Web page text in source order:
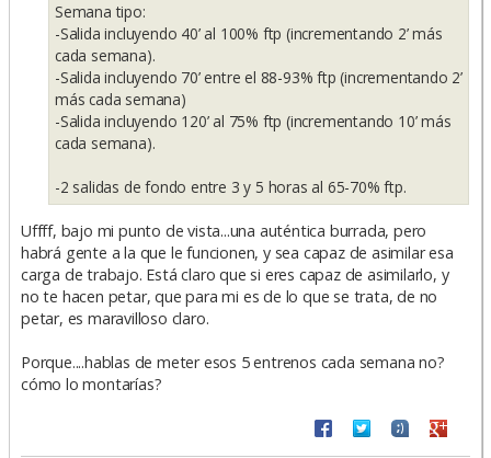
Semana tipo:
-Salida incluyendo 40’ al 100% ftp (incrementando 2’ más
cada semana).
-Salida incluyendo 70’ entre el 88-93% ftp (incrementando 2’
más cada semana)
-Salida incluyendo 120’ al 75% ftp (incrementando 10’ más
cada semana).
-2 salidas de fondo entre 3 y 5 horas al 65-70% ftp.
Uffff, bajo mi punto de vista...una auténtica burrada, pero
habrá gente a la que le funcionen, y sea capaz de asimilar esa
carga de trabajo. Está claro que si eres capaz de asimilarlo, y
no te hacen petar, que para mi es de lo que se trata, de no
petar, es maravilloso claro.
Porque....hablas de meter esos 5 entrenos cada semana no?
cómo lo montarías?